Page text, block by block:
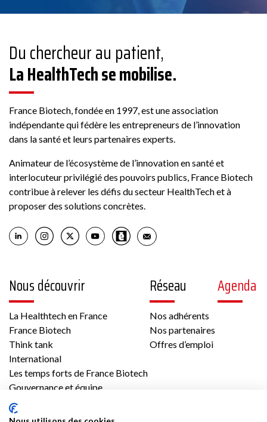
Du chercheur au patient,
La HealthTech se mobilise.
France Biotech, fondée en 1997, est une association
indépendante qui fédère les entrepreneurs de l’innovation
dans la santé et leurs partenaires experts.
Animateur de l’écosystème de l’innovation en santé et
interlocuteur privilégié des pouvoirs publics, France Biotech
contribue à relever les défis du secteur HealthTech et à
proposer des solutions concrètes.
Nous découvrir
La Healthtech en France
France Biotech
Think tank
International
Les temps forts de France Biotech
Gouvernance et équipe
Réseau
Nos adhérents
Nos partenaires
Offres d’emploi
Agenda
Contenus